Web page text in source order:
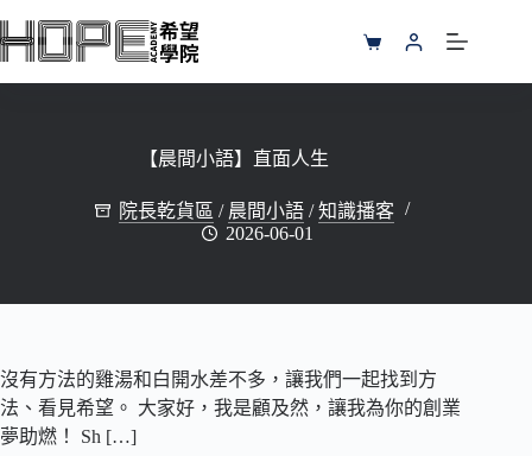
至
購
物
【晨間小語】直面人生
院長乾貨區 / 晨間小語 /知識播客
2026-06-01
沒有方法的雞湯和白開水差不多，讓我們一起找到方
法、看見希望。 大家好，我是顧及然，讓我為你的創業
夢助燃！ Sh […]